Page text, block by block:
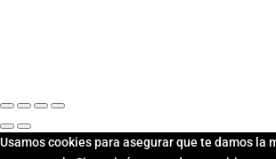
Usamos cookies para asegurar que te damos la